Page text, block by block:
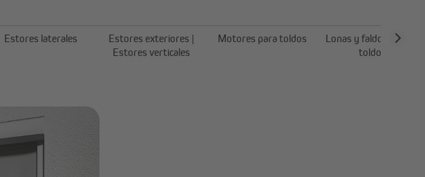
Persianas enrollables exterior
con cajón
Ver todo
Toldos a medida
Toldos productos terminados
Estores laterales
Estores exteriores |
Estores verticales
Motores para toldos
Lonas y faldones para
toldos